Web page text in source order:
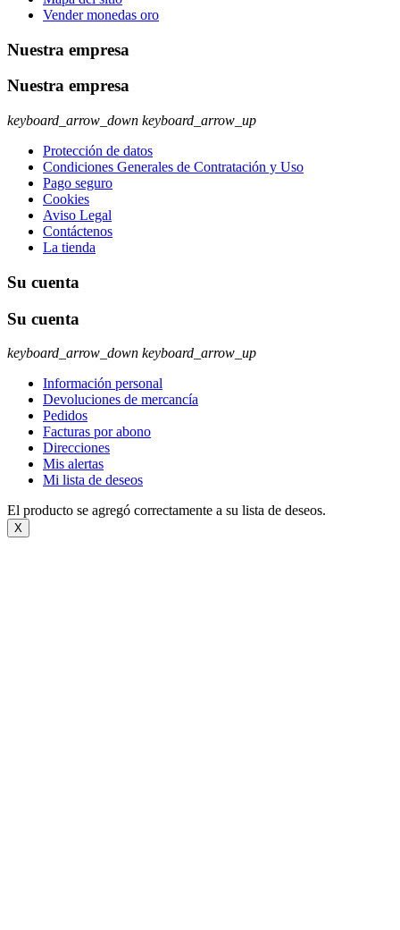
Vender monedas oro
Nuestra empresa
Nuestra empresa
keyboard_arrow_down keyboard_arrow_up
Protección de datos
Condiciones Generales de Contratación y Uso
Pago seguro
Cookies
Aviso Legal
Contáctenos
La tienda
Su cuenta
Su cuenta
keyboard_arrow_down keyboard_arrow_up
Información personal
Devoluciones de mercancía
Pedidos
Facturas por abono
Direcciones
Mis alertas
Mi lista de deseos
El producto se agregó correctamente a su lista de deseos.
X